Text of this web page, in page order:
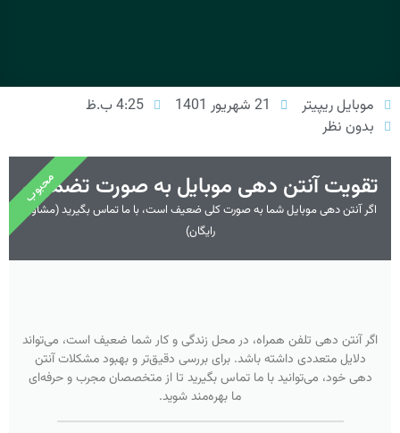
موبایل ریپیتر 21 شهریور 1401
4:25 ب.ظ
بدون نظر
تقویت آنتن دهی موبایل به صورت تضمینی
اگر آنتن دهی موبایل شما به صورت کلی ضعیف است، با ما تماس بگیرید (مشاوره
رایگان)
اگر آنتن دهی تلفن همراه، در محل زندگی و کار شما ضعیف است، می‌تواند
دلایل متعددی داشته باشد. برای بررسی دقیق‌تر و بهبود مشکلات آنتن
دهی خود، می‌توانید با ما تماس بگیرید تا از متخصصان مجرب و حرفه‌ای
ما بهره‌مند شوید.
محبوب